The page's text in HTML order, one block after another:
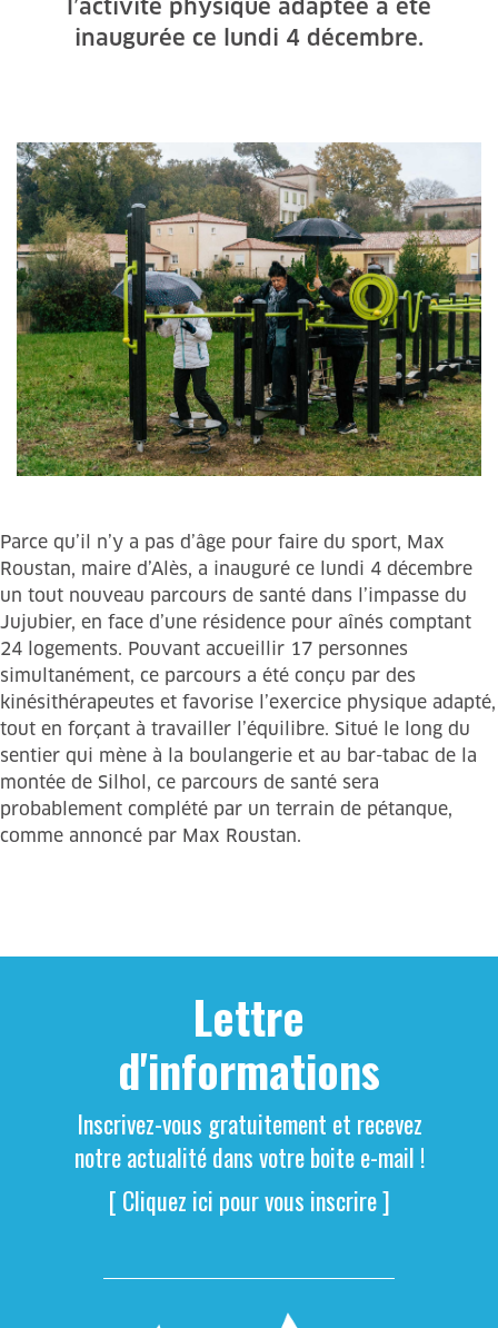
l’activité physique adaptée a été
inaugurée ce lundi 4 décembre.
Parce qu’il n’y a pas d’âge pour faire du sport, Max
Roustan, maire d’Alès, a inauguré ce lundi 4 décembre
un tout nouveau parcours de santé dans l’impasse du
Jujubier, en face d’une résidence pour aînés comptant
24 logements. Pouvant accueillir 17 personnes
simultanément, ce parcours a été conçu par des
kinésithérapeutes et favorise l’exercice physique adapté,
tout en forçant à travailler l’équilibre. Situé le long du
sentier qui mène à la boulangerie et au bar-tabac de la
montée de Silhol, ce parcours de santé sera
probablement complété par un terrain de pétanque,
comme annoncé par Max Roustan.
Lettre
d'informations
Inscrivez-vous gratuitement et recevez
notre actualité dans votre boite e-mail !
[ Cliquez ici pour vous inscrire ]